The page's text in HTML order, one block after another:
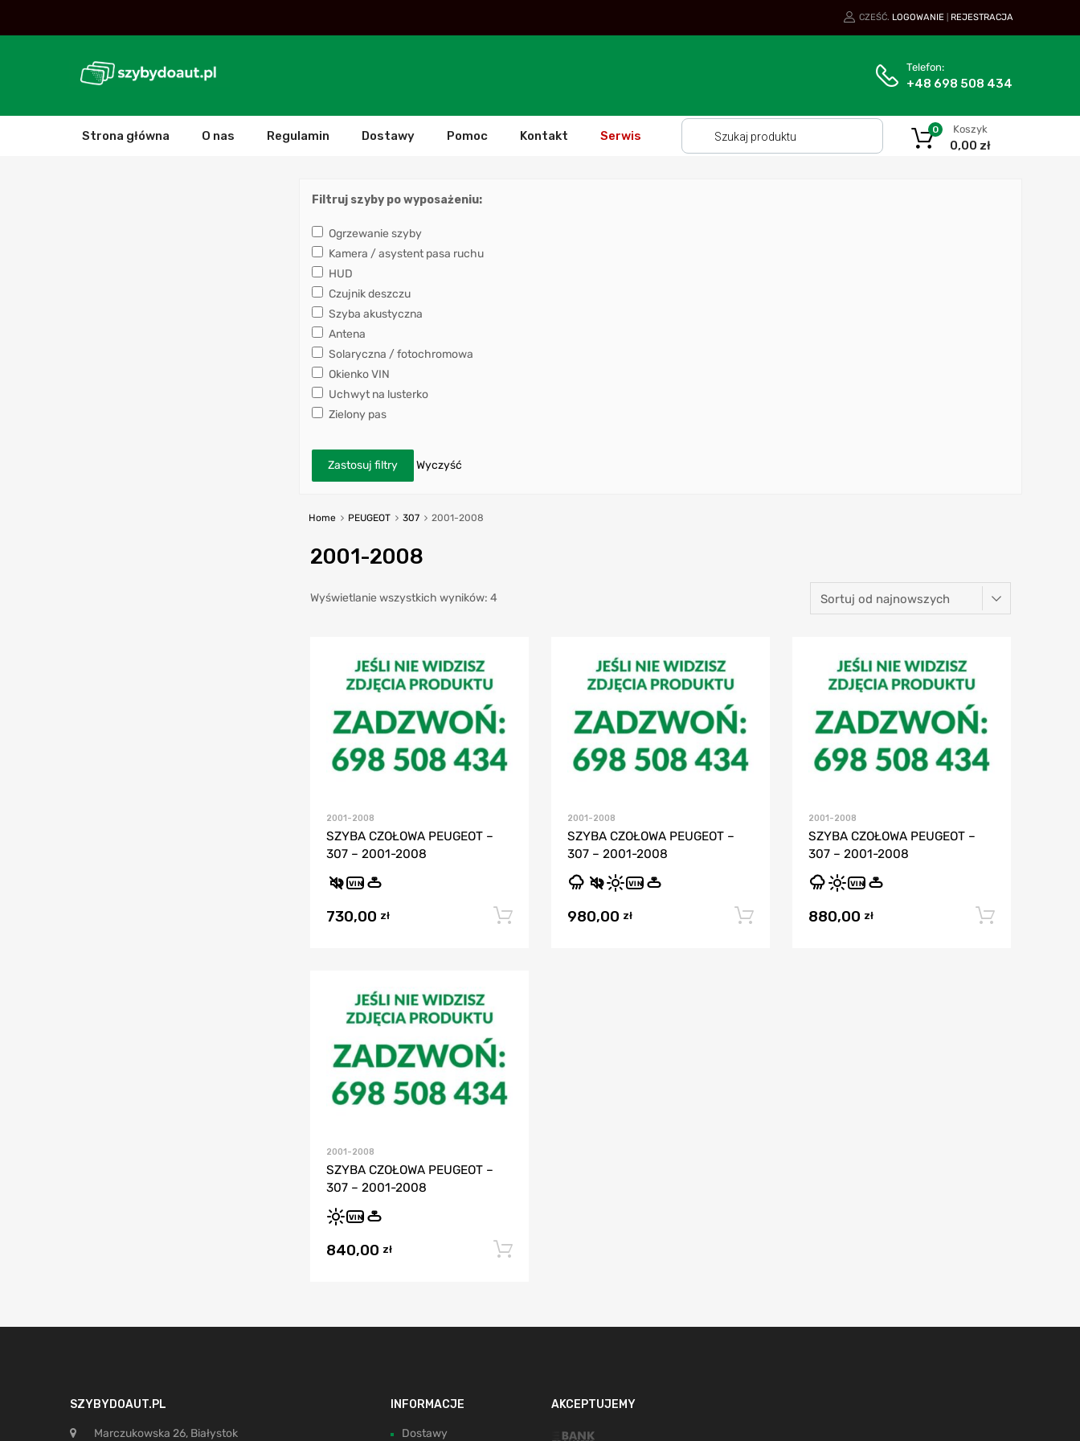
CZEŚĆ. LOGOWANIE REJESTRACJA
Telefon:
+48 698 508 434
Strona główna O nas Regulamin Dostawy Pomoc Kontakt Serwis Koszyk
0,00 zł
0
Filtruj szyby po wyposażeniu:
Ogrzewanie szyby
Kamera / asystent pasa ruchu
HUD
Czujnik deszczu
Szyba akustyczna
Antena
Solaryczna / fotochromowa
Okienko VIN
Uchwyt na lusterko
Zielony pas
Zastosuj filtry Wyczyść
Home PEUGEOT 307 2001-2008
2001-2008
Wyświetlanie wszystkich wyników: 4
2001-2008
SZYBA CZOŁOWA PEUGEOT –
307 – 2001-2008
VIN
730,00 zł Dodaj do koszyka
2001-2008
SZYBA CZOŁOWA PEUGEOT –
307 – 2001-2008
VIN
980,00 zł Dodaj do koszyka
2001-2008
SZYBA CZOŁOWA PEUGEOT –
307 – 2001-2008
VIN
880,00 zł
2001-2008
SZYBA CZOŁOWA PEUGEOT –
307 – 2001-2008
VIN
840,00 zł
SZYBYDOAUT.PL
Marczukowska 26, Białystok
INFORMACJE
Dostawy
AKCEPTUJEMY